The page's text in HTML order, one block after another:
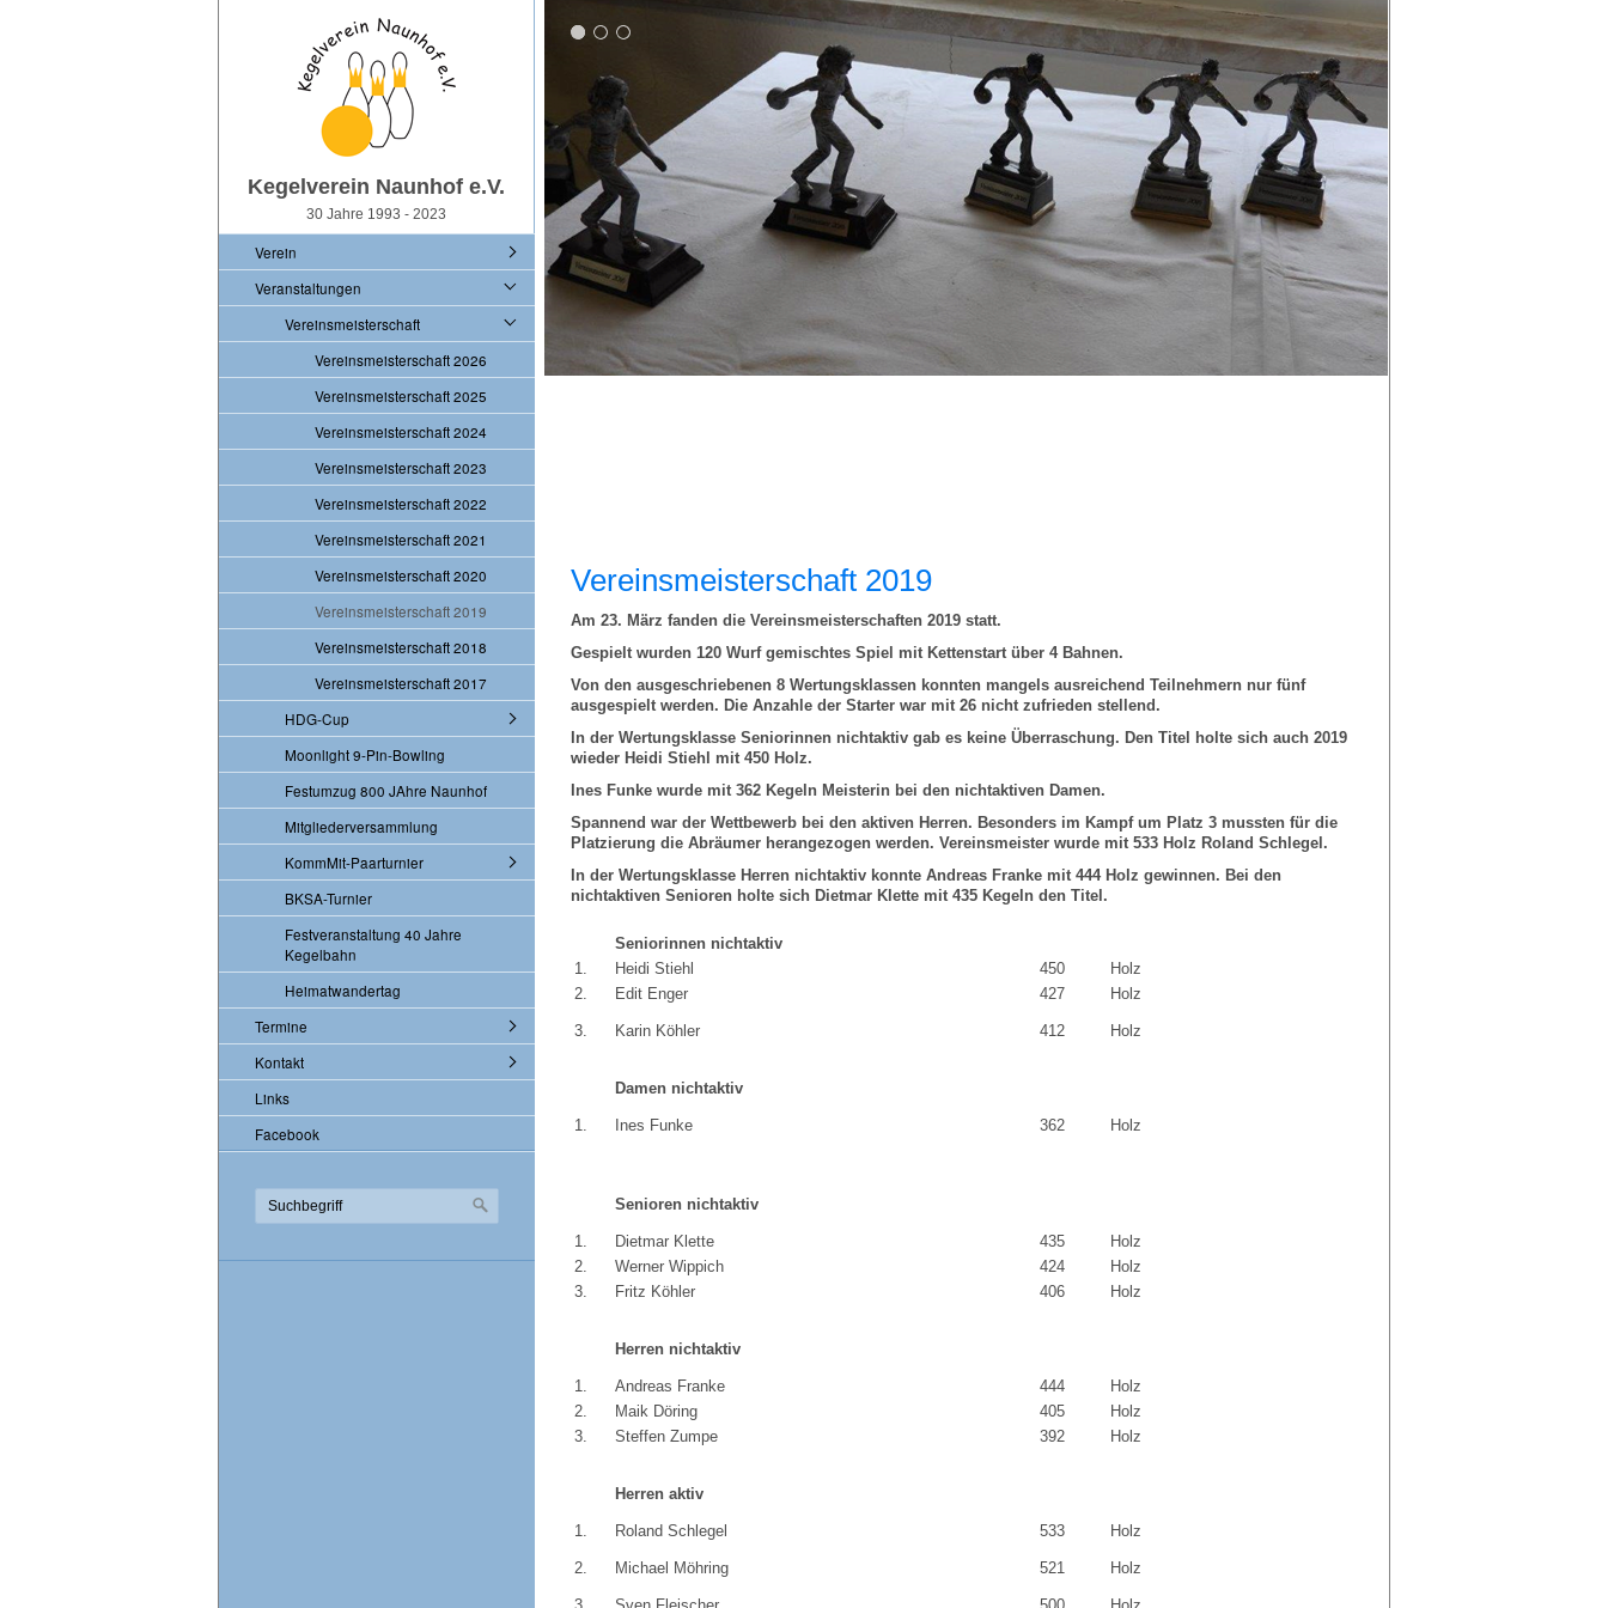
Kegelverein Naunhof e.V.
30 Jahre 1993 - 2023
Verein
Veranstaltungen
Vereinsmeisterschaft
Vereinsmeisterschaft 2026
Vereinsmeisterschaft 2025
Vereinsmeisterschaft 2024
Vereinsmeisterschaft 2023
Vereinsmeisterschaft 2022
Vereinsmeisterschaft 2021
Vereinsmeisterschaft 2020
Vereinsmeisterschaft 2019
Vereinsmeisterschaft 2018
Vereinsmeisterschaft 2017
HDG-Cup
Moonlight 9-Pin-Bowling
Festumzug 800 JAhre Naunhof
Mitgliederversammlung
KommMit-Paarturnier
BKSA-Turnier
Festveranstaltung 40 Jahre
Kegelbahn
Heimatwandertag
Termine
Kontakt
Links
Facebook
Vereinsmeisterschaft 2019
Am 23. März fanden die Vereinsmeisterschaften 2019 statt.
Gespielt wurden 120 Wurf gemischtes Spiel mit Kettenstart über 4 Bahnen.
Von den ausgeschriebenen 8 Wertungsklassen konnten mangels ausreichend Teilnehmern nur fünf
ausgespielt werden. Die Anzahle der Starter war mit 26 nicht zufrieden stellend.
In der Wertungsklasse Seniorinnen nichtaktiv gab es keine Überraschung. Den Titel holte sich auch 2019
wieder Heidi Stiehl mit 450 Holz.
Ines Funke wurde mit 362 Kegeln Meisterin bei den nichtaktiven Damen.
Spannend war der Wettbewerb bei den aktiven Herren. Besonders im Kampf um Platz 3 mussten für die
Platzierung die Abräumer herangezogen werden. Vereinsmeister wurde mit 533 Holz Roland Schlegel.
In der Wertungsklasse Herren nichtaktiv konnte Andreas Franke mit 444 Holz gewinnen. Bei den
nichtaktiven Senioren holte sich Dietmar Klette mit 435 Kegeln den Titel.
Seniorinnen nichtaktiv
1.
Heidi Stiehl 450
Holz
2.
Edit Enger 427 Holz
3. Karin Köhler 412 Holz
Damen nichtaktiv
1. Ines Funke 362 Holz
Senioren nichtaktiv
1. Dietmar Klette 435
Holz
2.
Werner Wippich 424
Holz
3.
Fritz Köhler 406 Holz
Herren nichtaktiv
1. Andreas Franke 444
Holz
2.
Maik Döring 405
Holz
3.
Steffen Zumpe 392 Holz
Herren aktiv
1. Roland Schlegel 533 Holz
2. Michael Möhring 521 Holz